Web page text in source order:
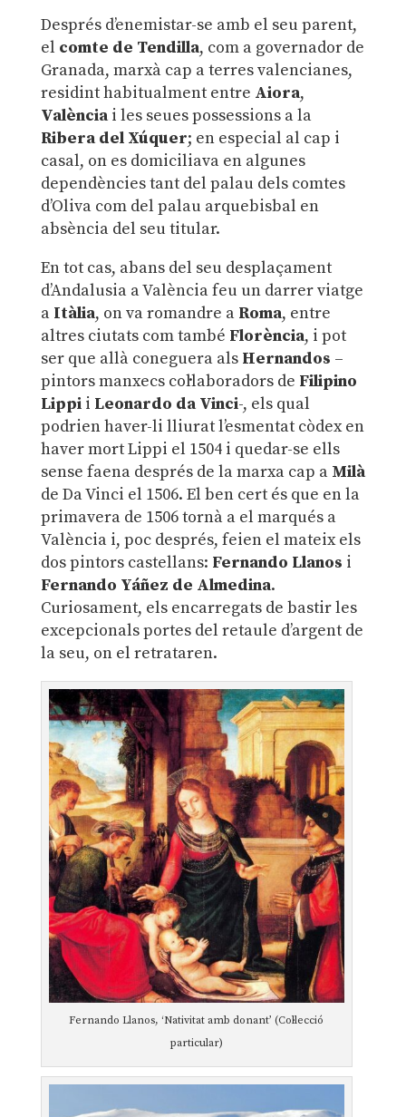
Després d’enemistar-se amb el seu parent,
el comte de Tendilla, com a governador de
Granada, marxà cap a terres valencianes,
residint habitualment entre Aiora,
Valènciai les seues possessions a la
Ribera del Xúquer; en especial al cap i
casal, on es domiciliava en algunes
dependències tant del palau dels comtes
d’Oliva com del palau arquebisbal en
absència del seu titular.
En tot cas, abans del seu desplaçament
d’Andalusia a València feu un darrer viatge
a Itàlia, on va romandre a Roma, entre
altres ciutats com també Florència, i pot
ser que allà coneguera als Hernandos –
pintors manxecs col·laboradors de Filipino
Lippii Leonardo da Vinci-, els qual
podrien haver-li lliurat l’esmentat còdex en
haver mort Lippi el 1504 i quedar-se ells
sense faena després de la marxa cap a Milà
de Da Vinci el 1506. El ben cert és que en la
primavera de 1506 tornà a el marqués a
València i, poc després, feien el mateix els
dos pintors castellans: Fernando Llanos i
Fernando Yáñez de Almedina.
Curiosament, els encarregats de bastir les
excepcionals portes del retaule d’argent de
la seu, on el retrataren.
Fernando Llanos, ‘Nativitat amb donant’ (Col·lecció
particular)